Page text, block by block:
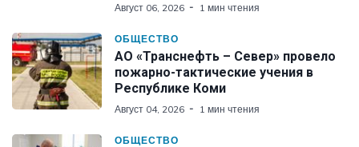
Август 06, 2026 1 мин чтения
ОБЩЕСТВО
АО «Транснефть – Север» провело
пожарно-тактические учения в
Республике Коми
Август 04, 2026 1 мин чтения
ОБЩЕСТВО